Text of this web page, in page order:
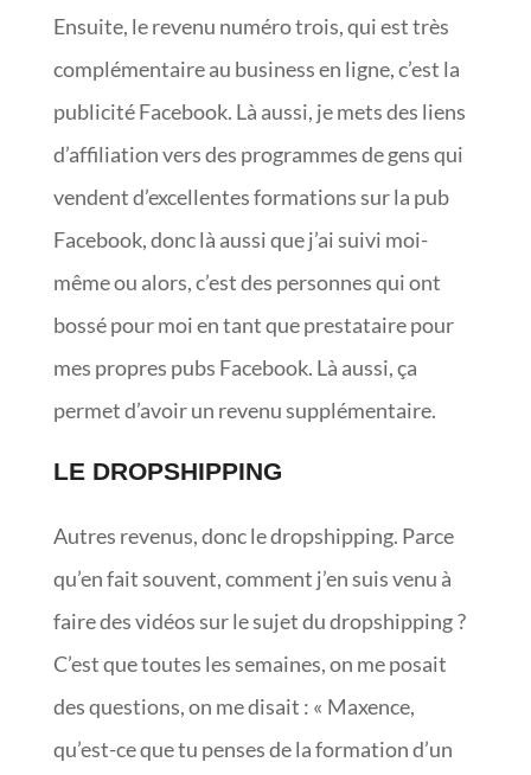
Ensuite, le revenu numéro trois, qui est très
complémentaire au business en ligne, c’est la
publicité Facebook. Là aussi, je mets des liens
d’affiliation vers des programmes de gens qui
vendent d’excellentes formations sur la pub
Facebook, donc là aussi que j’ai suivi moi-
même ou alors, c’est des personnes qui ont
bossé pour moi en tant que prestataire pour
mes propres pubs Facebook. Là aussi, ça
permet d’avoir un revenu supplémentaire.
LE DROPSHIPPING
Autres revenus, donc le dropshipping. Parce
qu’en fait souvent, comment j’en suis venu à
faire des vidéos sur le sujet du dropshipping ?
C’est que toutes les semaines, on me posait
des questions, on me disait : « Maxence,
qu’est-ce que tu penses de la formation d’un